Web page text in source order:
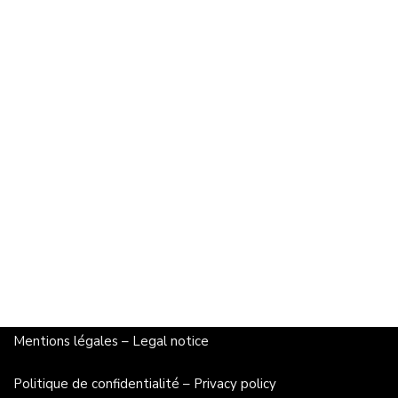
Mentions légales – Legal notice
Politique de confidentialité – Privacy policy